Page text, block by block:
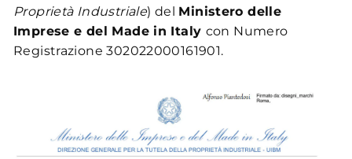
Proprietà Industriale) del Ministero delle
Imprese e del Made in Italy con Numero
Registrazione 302022000161901.